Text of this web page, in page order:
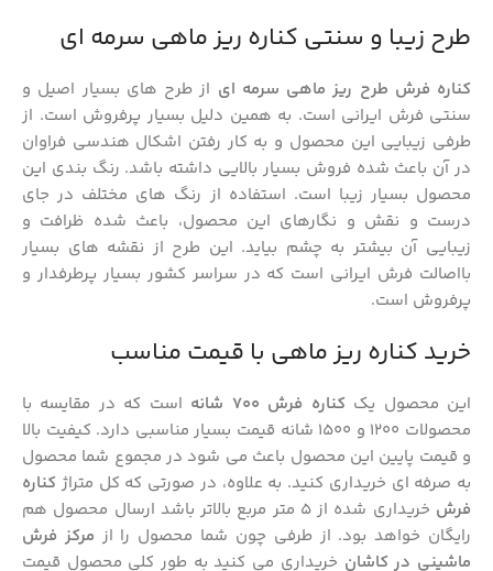
طرح زیبا و سنتی کناره ریز ماهی سرمه ای
کناره فرش طرح ریز ماهی سرمه ای از طرح های بسیار اصیل و
سنتی فرش ایرانی است. به همین دلیل بسیار پرفروش است. از
طرفی زیبایی این محصول و به کار رفتن اشکال هندسی فراوان
در آن باعث شده فروش بسیار بالایی داشته باشد. رنگ بندی این
محصول بسیار زیبا است. استفاده از رنگ های مختلف در جای
درست و نقش و نگارهای این محصول، باعث شده ظرافت و
زیبایی آن بیشتر به چشم بیاید. این طرح از نقشه های بسیار
بااصالت فرش ایرانی است که در سراسر کشور بسیار پرطرفدار و
پرفروش است.
خرید کناره ریز ماهی با قیمت مناسب
این محصول یک کناره فرش 700 شانه
است که در مقایسه با
محصولات 1200 و 1500 شانه قیمت بسیار مناسبی دارد. کیفیت بالا
و قیمت پایین این محصول باعث می شود در مجموع شما محصول
به صرفه ای خریداری کنید. به علاوه، در صورتی که کل متراژ کناره
فرش
خریداری شده از 5 متر مربع بالاتر باشد ارسال محصول هم
رایگان خواهد بود. از طرفی چون شما محصول را از مرکز فرش
ماشینی در کاشان خریداری می کنید به طور کلی محصول قیمت